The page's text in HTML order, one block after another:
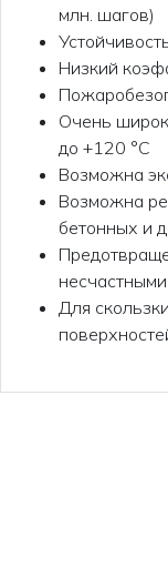
млн. шагов)
Низкий
Очень
до +120 °С
Возможна
Возможна
бетонных и
Для